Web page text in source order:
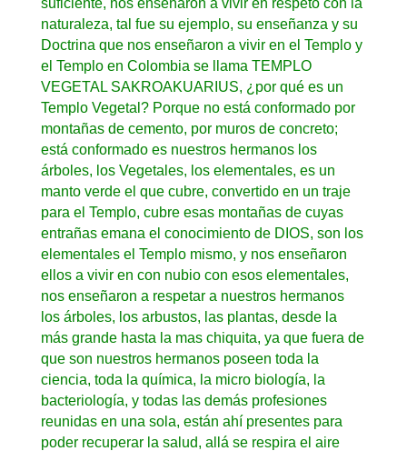
naturaleza, tal fue su ejemplo, su enseñanza y su
Doctrina que nos enseñaron a vivir en el Templo y
el Templo en Colombia se llama TEMPLO
VEGETAL SAKROAKUARIUS, ¿por qué es un
Templo Vegetal? Porque no está conformado por
montañas de cemento, por muros de concreto;
está conformado es nuestros hermanos los
árboles, los Vegetales, los elementales, es un
manto verde el que cubre, convertido en un traje
para el Templo, cubre esas montañas de cuyas
entrañas emana el conocimiento de DIOS, son los
elementales el Templo mismo, y nos enseñaron
ellos a vivir en con nubio con esos elementales,
nos enseñaron a respetar a nuestros hermanos
los árboles, los arbustos, las plantas, desde la
más grande hasta la mas chiquita, ya que fuera de
que son nuestros hermanos poseen toda la
ciencia, toda la química, la micro biología, la
bacteriología, y todas las demás profesiones
reunidas en una sola, están ahí presentes para
poder recuperar la salud, allá se respira el aire